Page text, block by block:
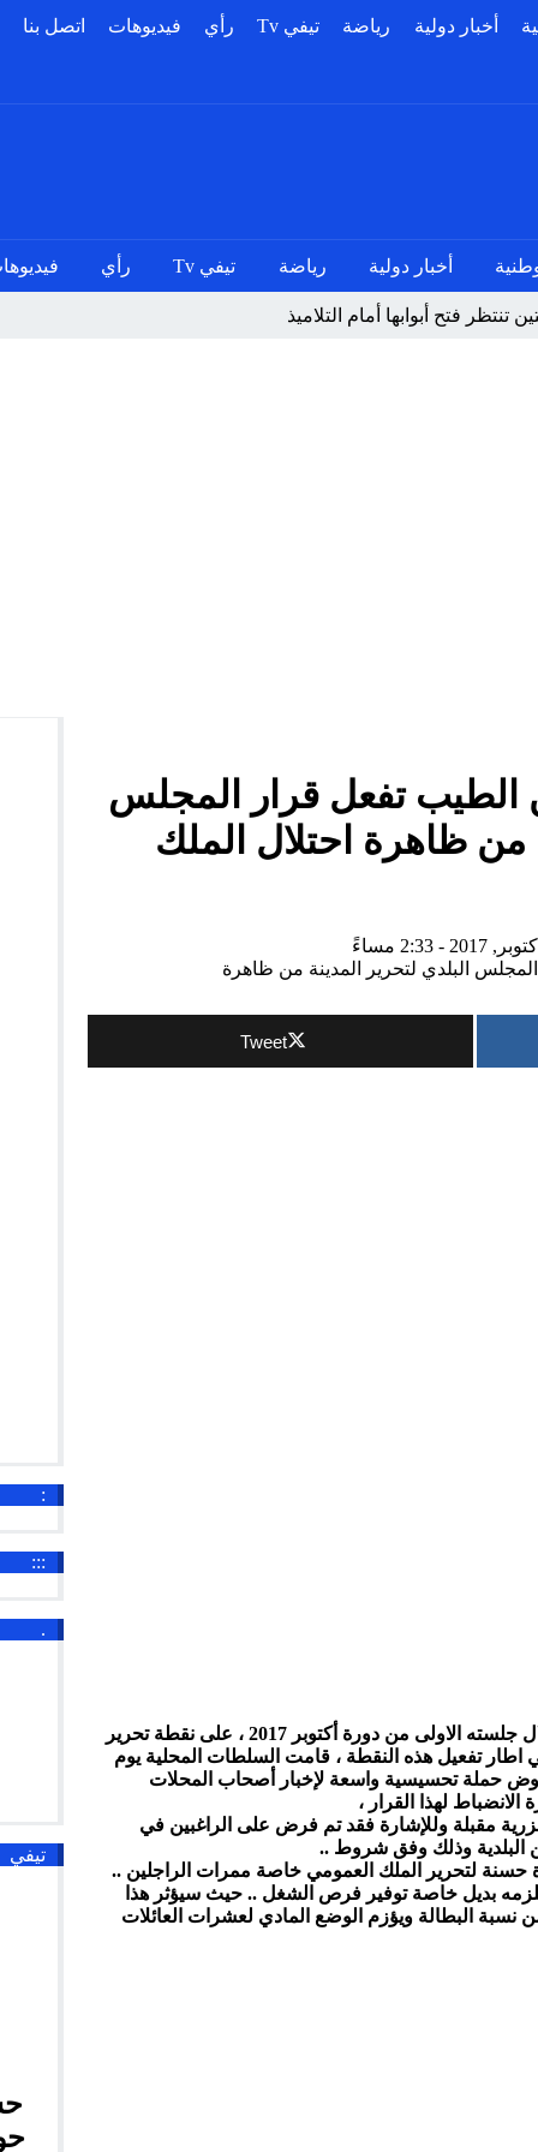
أخبار دولية رياضة تيفي Tv رأي فيديوهات اتصل بنا
أخبار دولية رياضة تيفي Tv رأي
فتح أبوابها أمام التلاميذ
الطيب تفعل قرار المجلس
من ظاهرة احتلال الملك
Tweet
بعد مصادقة المجلس البلدي لبن الطيب خلال جلسته الاولى من دورة أكتوبر 2017 ، على نقطة تحرير
اطار تفعيل هذه النقطة ، قامت السلطات المحلية يوم
البلدية بخوض حملة تحسيسية واسعة لإخبار أصحاب المحلات
لهذا القرار ،
مقبلة وللإشارة فقد تم فرض على الراغبين في
البلدية وذلك وفق شروط ..
لتحرير الملك العمومي خاصة ممرات الراجلين ..
بديل خاصة توفير فرص الشغل .. حيث سيؤثر هذا
نسبة البطالة ويؤزم الوضع المادي لعشرات العائلات
:
:::
.
تيفي